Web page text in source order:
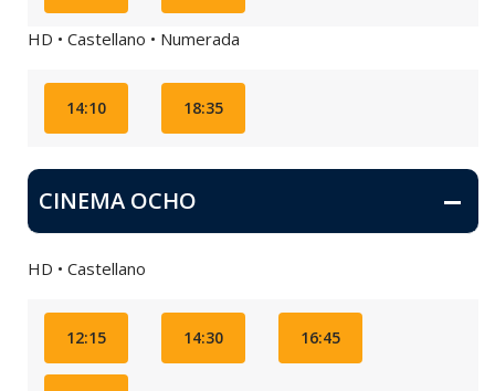
HD • Castellano • Numerada
14:10 18:35
CINEMA OCHO
HD • Castellano
12:15 14:30 16:45